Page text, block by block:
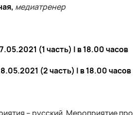
медиатренер
(1 часть) | в 18.00 часов
(2 часть) | в 18.00 часов